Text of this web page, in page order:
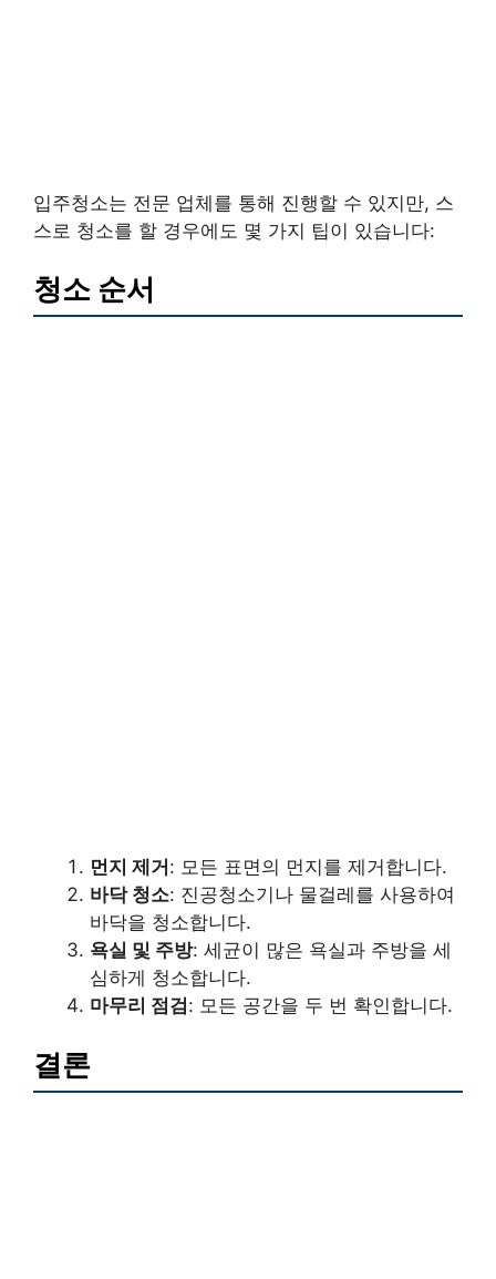
입주청소는 전문 업체를 통해 진행할 수 있지만, 스
스로 청소를 할 경우에도 몇 가지 팁이 있습니다:
청소 순서
먼지 제거 : 모든 표면의 먼지를 제거합니다.
바닥 청소: 진공청소기나 물걸레를 사용하여
바닥을 청소합니다.
욕실 및 주방: 세균이 많은 욕실과 주방을 세
심하게 청소합니다.
마무리 점검 : 모든 공간을 두 번 확인합니다.
결론